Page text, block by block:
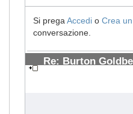
Si prega Accedi o Crea
conversazione.
Re: Burton